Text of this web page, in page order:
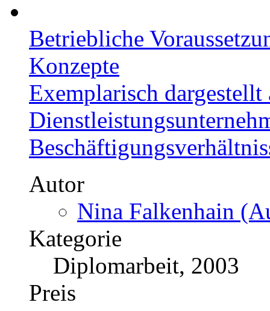
Betriebliche
Konzepte
Exemplarisch
Autor
Nina Falkenhain
Kategorie
Diplomarbeit, 2003
Preis